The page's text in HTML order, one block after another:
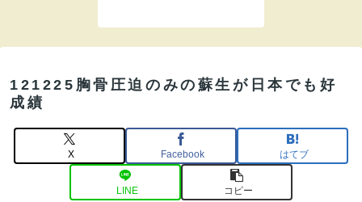
121225胸骨圧迫のみの蘇生が日本でも好
成績
X Facebook はてブ
LINE コピー